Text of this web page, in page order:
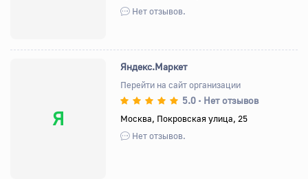
Нет отзывов.
Я
Яндекс.Маркет
Перейти на сайт организации
5.0 • Нет отзывов
Москва, Покровская улица, 25
Нет отзывов.